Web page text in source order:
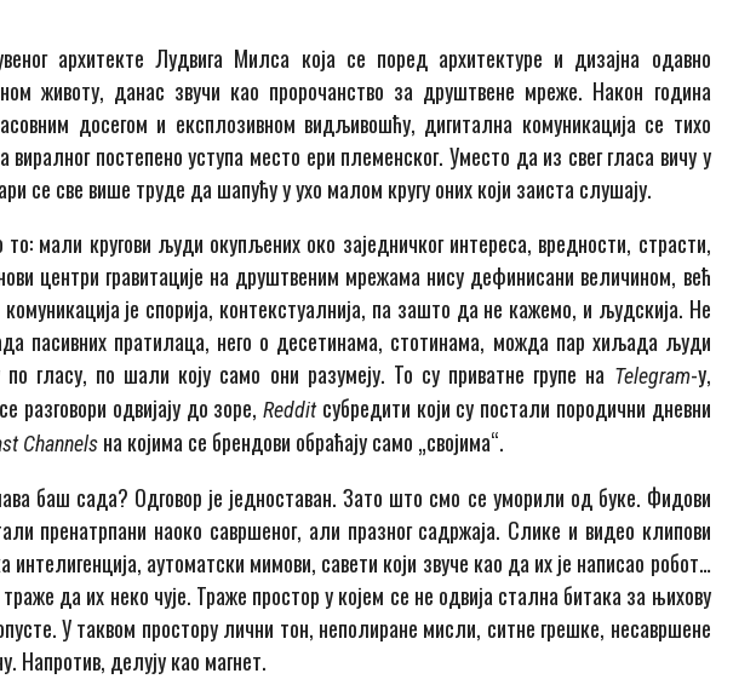
архитекте Лудвига Милса која се поред архитектуре и дизајна одавно
животу, данас звучи као пророчанство за друштвене мреже. Након година
досегом и експлозивном видљивошћу, дигитална комуникација се тихо
виралног постепено уступа место ери племенског. Уместо да из свег гласа вичу у
се све више труде да шапућу у ухо малом кругу оних који заиста слушају.
мали кругови људи окупљених око заједничког интереса, вредности, страсти,
центри гравитације на друштвеним мрежама нису дефинисани величином, већ
је спорија, контекстуалнија, па зашто да не кажемо, и људскија. Не
пасивних пратилаца, него о десетинама, стотинама, можда пар хиљада људи
по гласу, по шали коју само они разумеју. То су приватне групе на Telegram-у,
разговори одвијају до зоре,Redditсубредити који су постали породични дневни
Channels на којима се брендови обраћају само „својима“.
баш сада? Одговор је једноставан. Зато што смо се уморили од буке. Фидови
пренатрпани наоко савршеног, али празног садржаја. Слике и видео клипови
интелигенција, аутоматски мимови, савети који звуче као да их је написао робот…
да их неко чује. Траже простор у којем се не одвија стална битака за њихову
У таквом простору лични тон, неполиране мисли, ситне грешке, несавршене
Напротив, делују као магнет.